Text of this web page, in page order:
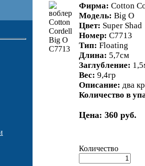
Фирма: Cotton
Модель: Big O
Цвет: Super Shad
Номер: C7713
Тип: Floating
Длина: 5,7см
Заглубление:
Вес: 9,4гр
Описание: два
Количество в
Цена: 360 руб.
Количество